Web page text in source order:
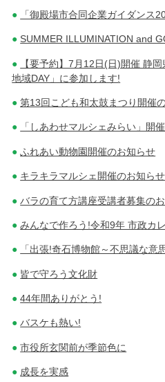
ン
「御殿場市合同企業ガイダンス
SUMMER ILLUMINATION and
【要予約】7月12日(日)開催 静
地域DAY」に参加します!
第13回こども和太鼓まつり開催
「しあわせマルシェみらい」開
ふれあい動物園開催のお知らせ
キラキラマルシェ開催のお知らせ
バラの育て方講座受講者募集の
みんなで作ろう!令和9年 市政カ
「出張!奇石博物館～不思議な
皆で守ろう文化財
44年間ありがとう!
バスケも熱い!
市役所玄関前が季節色に
成長を実感